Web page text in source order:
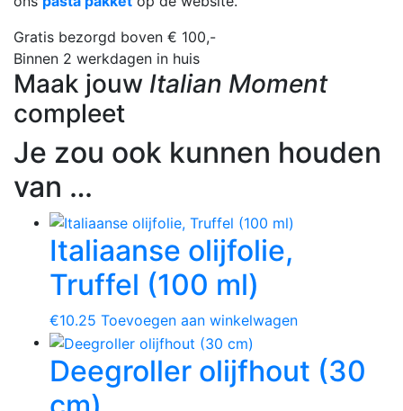
Gratis bezorgd boven € 100,-
Binnen 2 werkdagen in huis
Maak jouw Italian Moment
compleet
Je zou ook kunnen houden
van …
Italiaanse olijfolie,
Truffel (100 ml)
€10.25 Toevoegen aan winkelwagen
Deegroller olijfhout (30